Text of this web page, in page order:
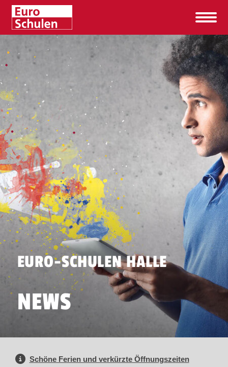
EURO-SCHULEN HALLE
NEWS
Schöne Ferien und verkürzte Öffnungszeiten